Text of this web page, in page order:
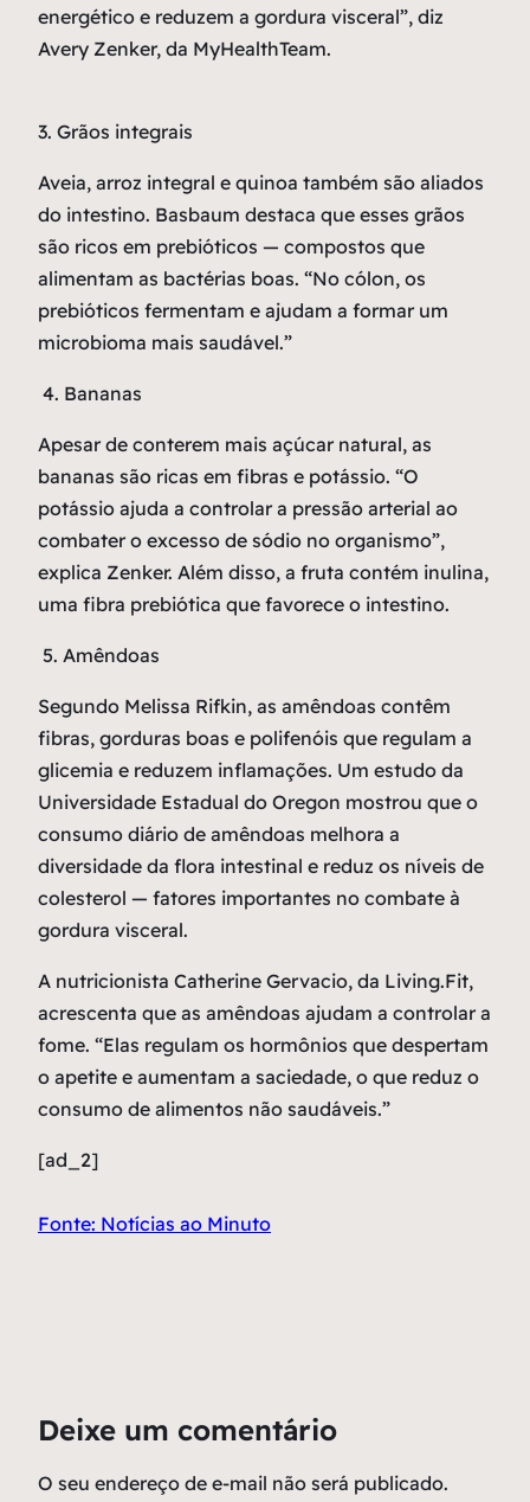
energético e reduzem a gordura visceral”, diz
Avery Zenker, da MyHealthTeam.
3. Grãos integrais
Aveia, arroz integral e quinoa também são aliados
do intestino. Basbaum destaca que esses grãos
são ricos em prebióticos — compostos que
alimentam as bactérias boas. “No cólon, os
prebióticos fermentam e ajudam a formar um
microbioma mais saudável.”
4. Bananas
Apesar de conterem mais açúcar natural, as
bananas são ricas em fibras e potássio. “O
potássio ajuda a controlar a pressão arterial ao
combater o excesso de sódio no organismo”,
explica Zenker. Além disso, a fruta contém inulina,
uma fibra prebiótica que favorece o intestino.
5. Amêndoas
Segundo Melissa Rifkin, as amêndoas contêm
fibras, gorduras boas e polifenóis que regulam a
glicemia e reduzem inflamações. Um estudo da
Universidade Estadual do Oregon mostrou que o
consumo diário de amêndoas melhora a
diversidade da flora intestinal e reduz os níveis de
colesterol — fatores importantes no combate à
gordura visceral.
A nutricionista Catherine Gervacio, da Living.Fit,
acrescenta que as amêndoas ajudam a controlar a
fome. “Elas regulam os hormônios que despertam
o apetite e aumentam a saciedade, o que reduz o
consumo de alimentos não saudáveis.”
[ad_2]
Fonte: Notícias ao Minuto
Deixe um comentário
O seu endereço de e-mail não será publicado.